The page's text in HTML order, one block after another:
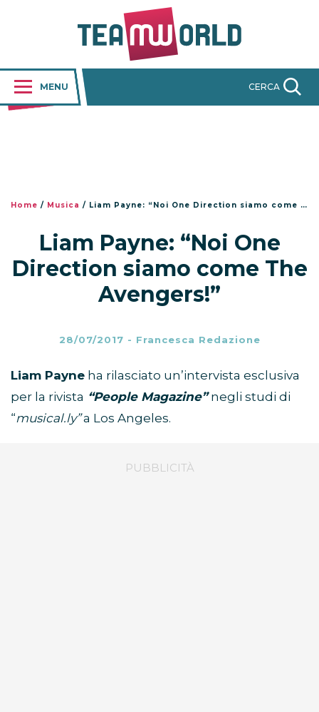
MENU CERCA
Home / Musica / Liam Payne: “Noi One Direction siamo come The Avengers!”
Liam Payne: “Noi One
Direction siamo come The
Avengers!”
28/07/2017 - Francesca Redazione
Liam Payne ha rilasciato un’intervista esclusiva
per la rivista “People Magazine”negli studi di
“musical.ly”a Los Angeles.